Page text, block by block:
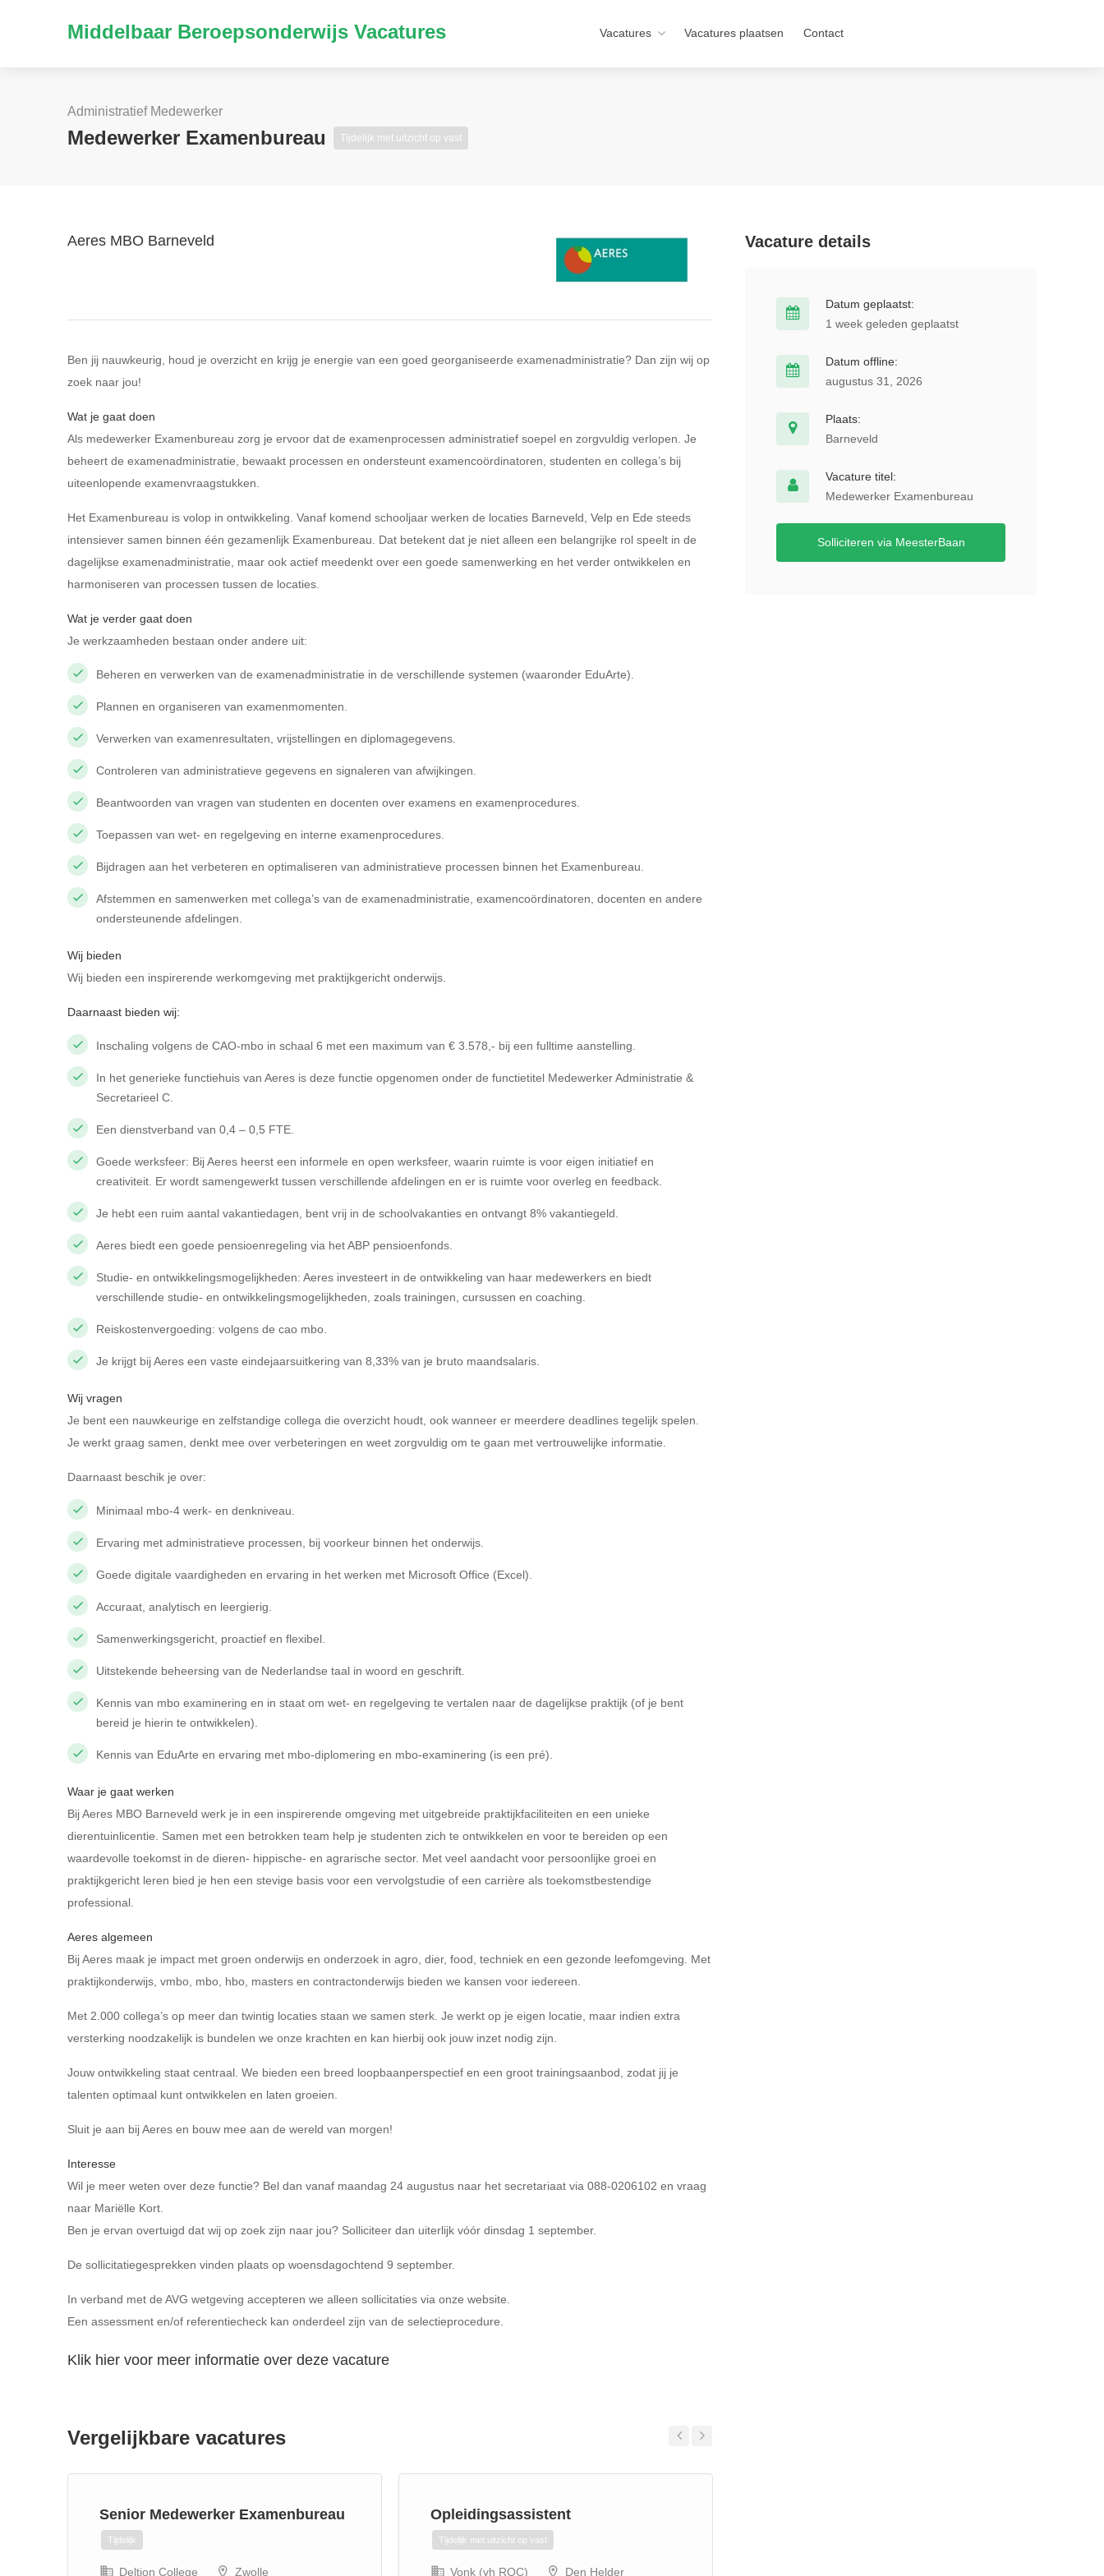
Middelbaar Beroepsonderwijs Vacatures Vacatures Vacatures plaatsen Contact
Administratief Medewerker
Medewerker Examenbureau Tijdelijk met uitzicht op vast
Aeres MBO Barneveld
Ben jij nauwkeurig, houd je overzicht en krijg je energie van een goed georganiseerde examenadministratie? Dan zijn wij op
zoek naar jou!
Wat je gaat doen
Als medewerker Examenbureau zorg je ervoor dat de examenprocessen administratief soepel en zorgvuldig verlopen. Je
beheert de examenadministratie, bewaakt processen en ondersteunt examencoördinatoren, studenten en collega’s bij
uiteenlopende examenvraagstukken.
Het Examenbureau is volop in ontwikkeling. Vanaf komend schooljaar werken de locaties Barneveld, Velp en Ede steeds
intensiever samen binnen één gezamenlijk Examenbureau. Dat betekent dat je niet alleen een belangrijke rol speelt in de
dagelijkse examenadministratie, maar ook actief meedenkt over een goede samenwerking en het verder ontwikkelen en
harmoniseren van processen tussen de locaties.
Wat je verder gaat doen
Je werkzaamheden bestaan onder andere uit:
Beheren en verwerken van de examenadministratie in de verschillende systemen (waaronder EduArte).
Plannen en organiseren van examenmomenten.
Verwerken van examenresultaten, vrijstellingen en diplomagegevens.
Controleren van administratieve gegevens en signaleren van afwijkingen.
Beantwoorden van vragen van studenten en docenten over examens en examenprocedures.
Toepassen van wet- en regelgeving en interne examenprocedures.
Bijdragen aan het verbeteren en optimaliseren van administratieve processen binnen het Examenbureau.
Afstemmen en samenwerken met collega’s van de examenadministratie, examencoördinatoren, docenten en andere
ondersteunende afdelingen.
Wij bieden
Wij bieden een inspirerende werkomgeving met praktijkgericht onderwijs.
Daarnaast bieden wij:
Inschaling volgens de CAO-mbo in schaal 6 met een maximum van € 3.578,- bij een fulltime aanstelling.
In het generieke functiehuis van Aeres is deze functie opgenomen onder de functietitel Medewerker Administratie &
Secretarieel C.
Een dienstverband van 0,4 – 0,5 FTE.
Goede werksfeer: Bij Aeres heerst een informele en open werksfeer, waarin ruimte is voor eigen initiatief en
creativiteit. Er wordt samengewerkt tussen verschillende afdelingen en er is ruimte voor overleg en feedback.
Je hebt een ruim aantal vakantiedagen, bent vrij in de schoolvakanties en ontvangt 8% vakantiegeld.
Aeres biedt een goede pensioenregeling via het ABP pensioenfonds.
Studie- en ontwikkelingsmogelijkheden: Aeres investeert in de ontwikkeling van haar medewerkers en biedt
verschillende studie- en ontwikkelingsmogelijkheden, zoals trainingen, cursussen en coaching.
Reiskostenvergoeding: volgens de cao mbo.
Je krijgt bij Aeres een vaste eindejaarsuitkering van 8,33% van je bruto maandsalaris.
Wij vragen
Je bent een nauwkeurige en zelfstandige collega die overzicht houdt, ook wanneer er meerdere deadlines tegelijk spelen.
Je werkt graag samen, denkt mee over verbeteringen en weet zorgvuldig om te gaan met vertrouwelijke informatie.
Daarnaast beschik je over:
Minimaal mbo-4 werk- en denkniveau.
Ervaring met administratieve processen, bij voorkeur binnen het onderwijs.
Goede digitale vaardigheden en ervaring in het werken met Microsoft Office (Excel).
Accuraat, analytisch en leergierig.
Samenwerkingsgericht, proactief en flexibel.
Uitstekende beheersing van de Nederlandse taal in woord en geschrift.
Kennis van mbo examinering en in staat om wet- en regelgeving te vertalen naar de dagelijkse praktijk (of je bent
bereid je hierin te ontwikkelen).
Kennis van EduArte en ervaring met mbo-diplomering en mbo-examinering (is een pré).
Waar je gaat werken
Bij Aeres MBO Barneveld werk je in een inspirerende omgeving met uitgebreide praktijkfaciliteiten en een unieke
dierentuinlicentie. Samen met een betrokken team help je studenten zich te ontwikkelen en voor te bereiden op een
waardevolle toekomst in de dieren- hippische- en agrarische sector. Met veel aandacht voor persoonlijke groei en
praktijkgericht leren bied je hen een stevige basis voor een vervolgstudie of een carrière als toekomstbestendige
professional.
Aeres algemeen
Bij Aeres maak je impact met groen onderwijs en onderzoek in agro, dier, food, techniek en een gezonde leefomgeving. Met
praktijkonderwijs, vmbo, mbo, hbo, masters en contractonderwijs bieden we kansen voor iedereen.
Met 2.000 collega’s op meer dan twintig locaties staan we samen sterk. Je werkt op je eigen locatie, maar indien extra
versterking noodzakelijk is bundelen we onze krachten en kan hierbij ook jouw inzet nodig zijn.
Jouw ontwikkeling staat centraal. We bieden een breed loopbaanperspectief en een groot trainingsaanbod, zodat jij je
talenten optimaal kunt ontwikkelen en laten groeien.
Sluit je aan bij Aeres en bouw mee aan de wereld van morgen!
Interesse
Wil je meer weten over deze functie? Bel dan vanaf maandag 24 augustus naar het secretariaat via 088-0206102 en vraag
naar Mariëlle Kort.
Ben je ervan overtuigd dat wij op zoek zijn naar jou? Solliciteer dan uiterlijk vóór dinsdag 1 september.
De sollicitatiegesprekken vinden plaats op woensdagochtend 9 september.
In verband met de AVG wetgeving accepteren we alleen sollicitaties via onze website.
Een assessment en/of referentiecheck kan onderdeel zijn van de selectieprocedure.
Klik hier voor meer informatie over deze vacature
Vergelijkbare vacatures
Senior Medewerker Examenbureau
Tijdelijk
Deltion College Zwolle
Opleidingsassistent
Tijdelijk met uitzicht op vast
Vonk (vh ROC) Den Helder
Vacature details
Datum geplaatst:
1 week geleden geplaatst
Datum offline:
augustus 31, 2026
Plaats:
Barneveld
Vacature titel:
Medewerker Examenbureau
Solliciteren via MeesterBaan